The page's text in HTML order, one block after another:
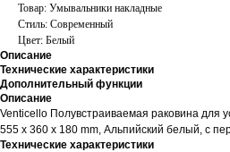
Товар: Умывальники накладные
Стиль: Современный
Цвет: Белый
Описание
Технические характеристики
Дополнительный функции
Описание
Venticello Полувстраиваемая раковина для
555 x 360 x 180 mm, Альпийский белый, с
Технические характеристики